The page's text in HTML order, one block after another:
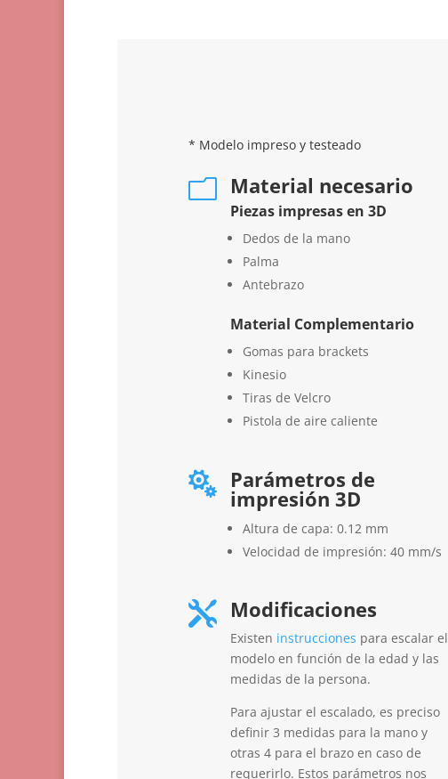
* Modelo impreso y testeado
m Material necesario
Piezas impresas en 3D
Dedos de la mano
Palma
Antebrazo
Material Complementario
Gomas para brackets
Kinesio
Tiras de Velcro
Pistola de aire caliente
 Parámetros de
impresión 3D
Altura de capa: 0.12 mm
Velocidad de impresión: 40 mm/s
 Modificaciones
Existen instrucciones para escalar el
modelo en función de la edad y las
medidas de la persona.
Para ajustar el escalado, es preciso
definir 3 medidas para la mano y
otras 4 para el brazo en caso de
requerirlo. Estos parámetros nos